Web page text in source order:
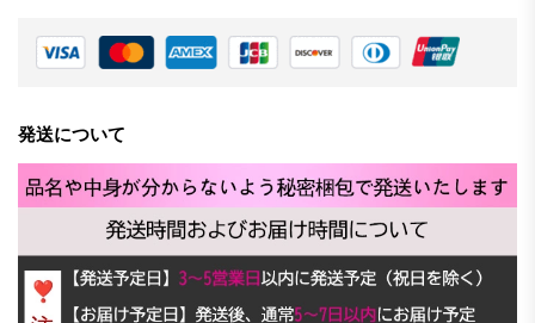
発送について